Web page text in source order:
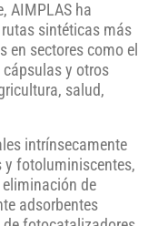
AIMPLAS ha
sintéticas más
en sectores como el
y otros
salud,
intrínsecamente
fotoluminiscentes,
de
adsorbentes